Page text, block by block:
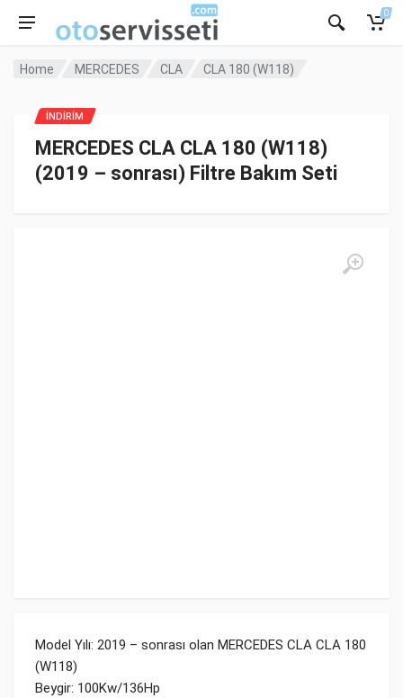
0
Home MERCEDES CLA CLA 180 (W118)
MERCEDES CLA CLA 180 (W118)
(2019 – sonrası) Filtre Bakım Seti
Model Yılı: 2019 – sonrası olan MERCEDES CLA CLA 180
(W118)
Beygir: 100Kw/136Hp
İNDİRİM